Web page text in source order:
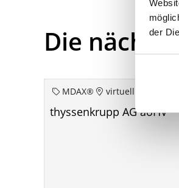
der
Die
MDAX® virtuell
thyssenkrupp AG aoHV